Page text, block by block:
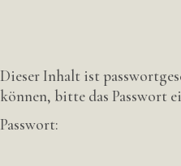
Dieser Inhalt ist
können, bitte das Passwort
Passwort: